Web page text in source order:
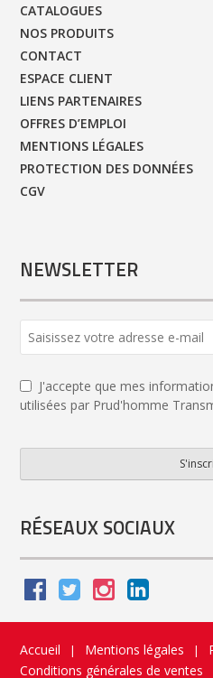
CATALOGUES
NOS PRODUITS
CONTACT
ESPACE CLIENT
LIENS PARTENAIRES
OFFRES D’EMPLOI
MENTIONS LÉGALES
PROTECTION DES DONNÉES
CGV
NEWSLETTER
J'accepte que mes
utilisées par Prud'homme
RÉSEAUX SOCIAUX
Accueil | Mentions légales |
Conditions générales de ventes